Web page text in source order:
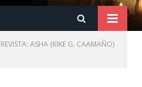
ASHA (KIKE G. CAAMAÑO)